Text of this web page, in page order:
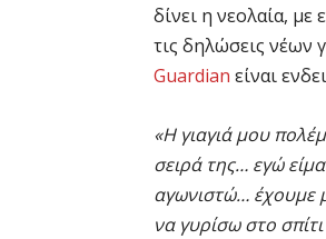
δίνει η νεολαία,
τις δηλώσεις νέων
Guardian είναι
«Η γιαγιά μου
σειρά της… εγώ
αγωνιστώ… έχουμε
να γυρίσω στο